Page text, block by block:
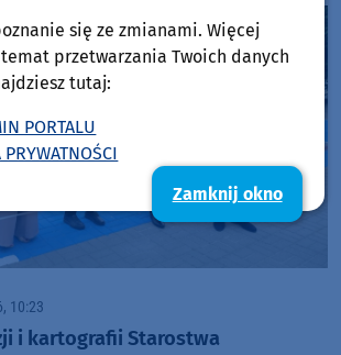
10:23
i kartografii Starostwa
się ze zmianami. Więcej
przetwarzania Twoich danych
tutaj:
PORTALU
Zamknij okno